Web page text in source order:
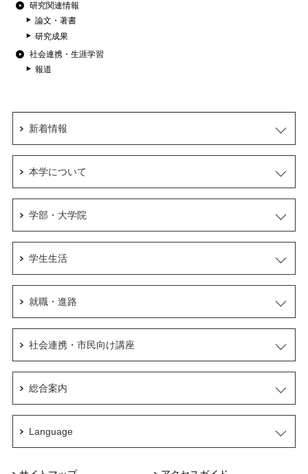
研究関連情報
論文・著書
研究成果
社会連携・生涯学習
報道
新着情報
本学について
学部・大学院
学生生活
就職・進路
社会連携・市民向け講座
総合案内
Language